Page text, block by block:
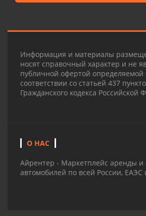
Информация и материалы
носят справочный характер и не
публичной офертой
соответствии со статьей 437
Гражданского кодекса Российской
О НАС
Айрентер - Маркетплейс аренды и
автомобилей по всей России,